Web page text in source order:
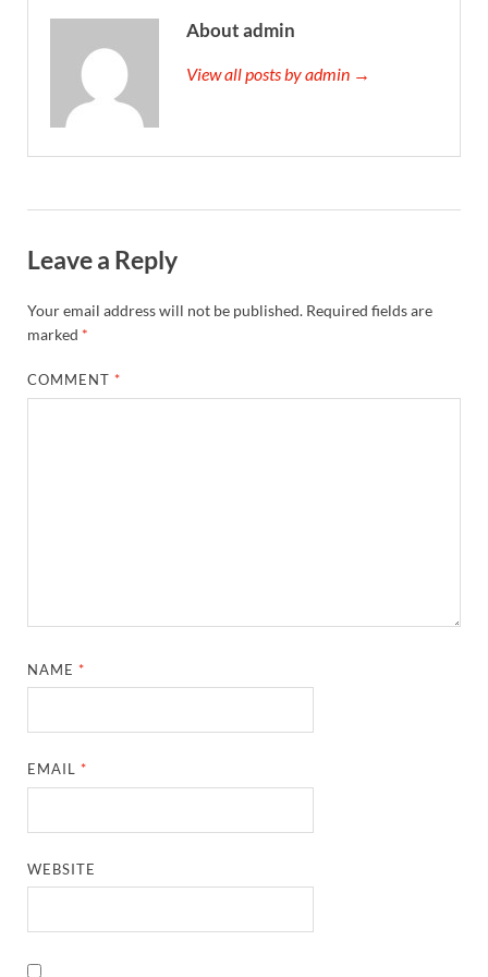
About admin
View all posts by admin →
Leave a Reply
Your email address will not be published. Required fields are
marked *
COMMENT*
NAME*
EMAIL*
WEBSITE